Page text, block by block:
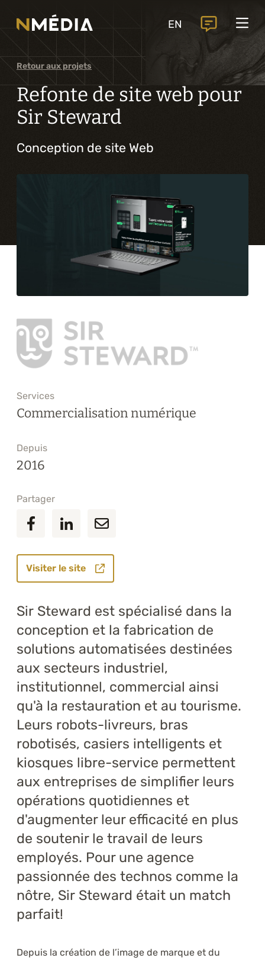
EN
Services
Services principaux
Analyse et conception numérique
Commercialisation numérique
Intégration de solutions d’affaires
Intelligence artificielle
Services complémentaires
Blogue
Carrière
Retour aux projets
Refonte de site web pour
Sir Steward
Conception de site Web
Services
Commercialisation numérique
Depuis
2016
Partager
Visiter le site
Sir Steward est spécialisé dans la
conception et la fabrication de
solutions automatisées destinées
aux secteurs industriel,
institutionnel, commercial ainsi
qu'à la restauration et au tourisme.
Leurs robots-livreurs, bras
robotisés, casiers intelligents et
kiosques libre-service permettent
aux entreprises de simplifier leurs
opérations quotidiennes et
d'augmenter leur efficacité en plus
de soutenir le travail de leurs
employés. Pour une agence
passionnée des technos comme la
nôtre, Sir Steward était un match
parfait!
Depuis la création de l’image de marque et du